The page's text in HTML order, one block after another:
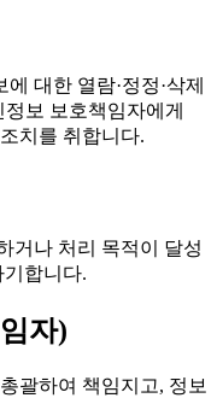
대한 열람·정정·삭제
보 보호책임자에게
치를 취합니다.
거나 처리 목적이 달성
합니다.
자)
괄하여 책임지고, 정보